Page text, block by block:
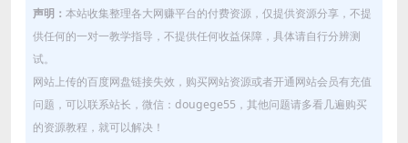
声明： 本站收集整理各大网赚平台的付费资源，仅提供资源分享，不提
供任何的一对一教学指导，不提供任何收益保障，具体请自行分辨测
试。
网站上传的百度网盘链接失效，购买网站资源或者开通网站会员有充值
问题，可以联系站长，微信：dougege55，其他问题请多看几遍购买
的资源教程，就可以解决！